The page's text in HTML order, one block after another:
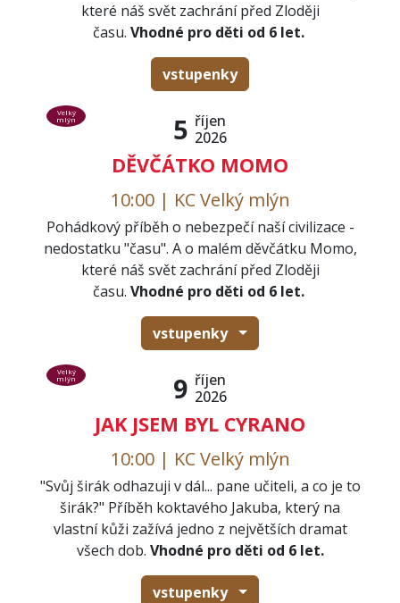
které náš svět zachrání před Zloději
času. Vhodné pro děti od 6 let.
vstupenky
5 říjen
2026
DĚVČÁTKO MOMO
Velký
mlýn
10:00 | KC Velký mlýn
Pohádkový příběh o nebezpečí naší civilizace -
nedostatku "času". A o malém děvčátku Momo,
které náš svět zachrání před Zloději
času. Vhodné pro děti od 6 let.
vstupenky
9 říjen
2026
JAK JSEM BYL CYRANO
Velký
mlýn
10:00 | KC Velký mlýn
"Svůj širák odhazuji v dál... pane učiteli, a co je to
širák?" Příběh koktavého Jakuba, který na
vlastní kůži zažívá jedno z největších dramat
všech dob. Vhodné pro děti od 6 let.
vstupenky